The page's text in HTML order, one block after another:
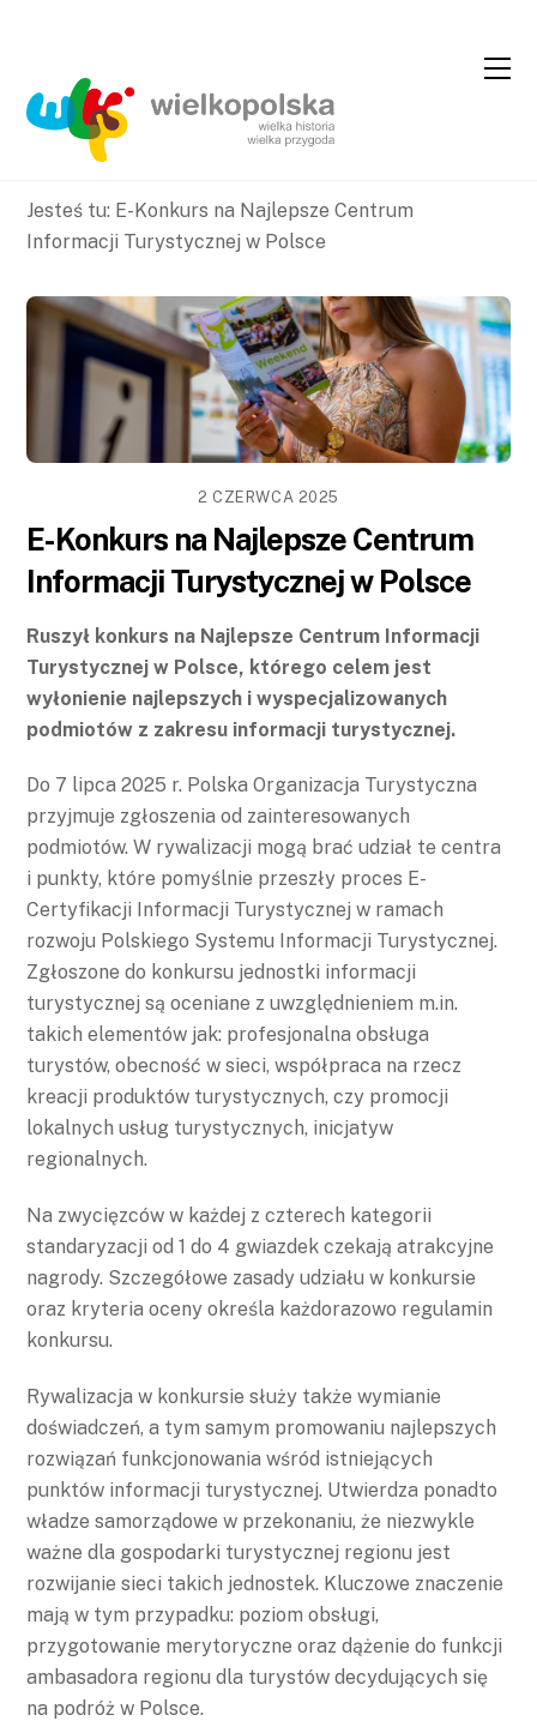
Content
navigation
Jesteś tu: E-Konkurs na Najlepsze Centrum
Informacji Turystycznej w Polsce
2 CZERWCA 2025
E-Konkurs na Najlepsze Centrum
Informacji Turystycznej w Polsce
Ruszył konkurs na Najlepsze Centrum Informacji
Turystycznej w Polsce, którego celem jest
wyłonienie najlepszych i wyspecjalizowanych
podmiotów z zakresu informacji turystycznej.
Do 7 lipca 2025 r. Polska Organizacja Turystyczna
przyjmuje zgłoszenia od zainteresowanych
podmiotów. W rywalizacji mogą brać udział te centra
i punkty, które pomyślnie przeszły proces E-
Certyfikacji Informacji Turystycznej w ramach
rozwoju Polskiego Systemu Informacji Turystycznej.
Zgłoszone do konkursu jednostki informacji
turystycznej są oceniane z uwzględnieniem m.in.
takich elementów jak: profesjonalna obsługa
turystów, obecność w sieci, współpraca na rzecz
kreacji produktów turystycznych, czy promocji
lokalnych usług turystycznych, inicjatyw
regionalnych.
Na zwycięzców w każdej z czterech kategorii
standaryzacji od 1 do 4 gwiazdek czekają atrakcyjne
nagrody. Szczegółowe zasady udziału w konkursie
oraz kryteria oceny określa każdorazowo regulamin
konkursu.
Rywalizacja w konkursie służy także wymianie
doświadczeń, a tym samym promowaniu najlepszych
rozwiązań funkcjonowania wśród istniejących
punktów informacji turystycznej. Utwierdza ponadto
władze samorządowe w przekonaniu, że niezwykle
ważne dla gospodarki turystycznej regionu jest
rozwijanie sieci takich jednostek. Kluczowe znaczenie
mają w tym przypadku: poziom obsługi,
przygotowanie merytoryczne oraz dążenie do funkcji
ambasadora regionu dla turystów decydujących się
na podróż w Polsce.